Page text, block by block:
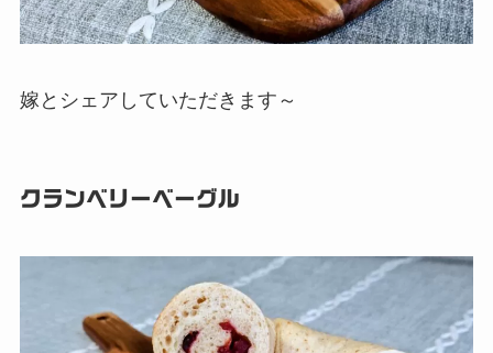
嫁とシェアしていただきます～
クランベリーベーグル